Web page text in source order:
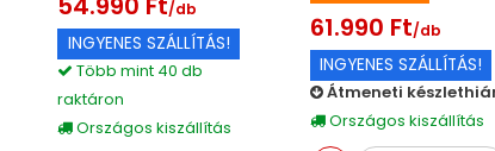
/db
INGYENES SZÁLLÍTÁS!
Több mint 40 db
raktáron
Országos kiszállítás
61.990 Ft/db
INGYENES SZÁLLÍTÁS!
Átmeneti
Országos kiszállítás